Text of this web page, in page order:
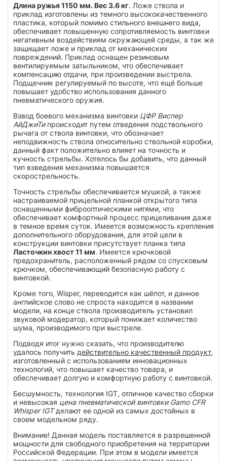
Длина ружья 1150 мм. Вес 3.6 кг. Ложе ствола и
приклад изготовлены из темного высококачественного
пластика, который помимо стильного внешнего вида,
обеспечивает повышенную сопротивляемость винтовки
негативным воздействиям окружающей среды, а так же
защищает ложе и приклад от механических
повреждений. Приклад оснащен резиновым
вентилируемым затыльником, что обеспечивает
компенсацию отдачи, при произведении выстрела.
Подщечник регулируемый по высоте, что ещё больше
повышает удобство использования данного
пневматического оружия.
Взвод боевого механизма винтовки ЦФР Виспер
АйДжиТипроисходит путем отведения подствольного
рычага от ствола винтовки, что обозначает
неподвижность ствола относительно ствольной коробки,
данный факт положительно влияет на точность и
кучность стрельбы. Хотелось бы добавить, что данный
тип взведения механизма повышается
скорострельность.
Точность стрельбы обеспечивается мушкой, а также
настраиваемой прицельной планкой открытого типа
оснащенными фиброоптическими нитями, что
обеспечивает комфортный процесс прицеливания даже
в темное время суток. Имеется возможность крепления
дополнительного оборудования, для этой цели в
конструкции винтовки присутствует планка типа
Ласточкин хвост 11 мм. Имеется крючковой
предохранитель, расположенный рядом со спусковым
крючком, обеспечивающий безопасную работу с
винтовкой.
Кроме того, Wisper, переводится как шёпот, и данное
английское слово не спроста находится в названии
модели, на конце ствола производитель установил
звуковой модератор, который понижает количество
шума, производимого при выстреле.
Подводя итог нужно сказать, что производителю
удалось получить действительно качественный продукт,
изготовленный с использованием инновационных
технологий, что повышает качество товара, и
обеспечивает долгую и комфортную работу с винтовкой.
Бесшумность, технология IGT, отличное качество сборки
и невысокая цена пневматической винтовки Gamo CFR
Whisper IGTделают ее одной из самых достойных в
своем модельном ряду.
Внимание! Данная модель поставляется в разрешенной
мощности для свободного приобретения на территории
Российской Федерации. При этом в модели имеется